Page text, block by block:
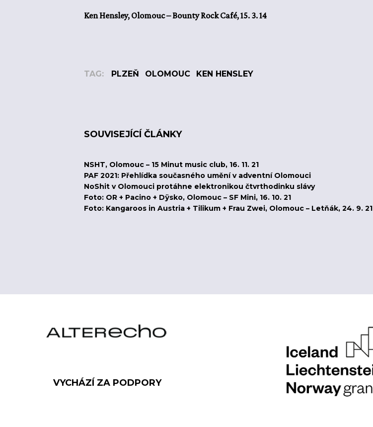
Ken Hensley, Olomouc – Bounty Rock Café, 15. 3. 14
TAG: PLZEŇ OLOMOUC KEN HENSLEY
SOUVISEJÍCÍ ČLÁNKY
NSHT, Olomouc – 15 Minut music club, 16. 11. 21
PAF 2021: Přehlídka současného umění v adventní Olomouci
NoShit v Olomouci protáhne elektronikou čtvrthodinku slávy
Foto: OR + Pacino + Dÿsko, Olomouc – SF Mini, 16. 10. 21
Foto: Kangaroos in Austria + Tilikum + Frau Zwei, Olomouc – Letňák, 24. 9. 21
VYCHÁZÍ ZA PODPORY